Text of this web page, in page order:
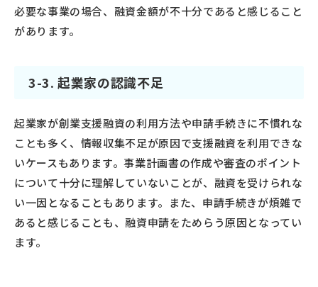
必要な事業の場合、融資金額が不十分であると感じること
があります。
3-3. 起業家の認識不足
起業家が創業支援融資の利用方法や申請手続きに不慣れな
ことも多く、情報収集不足が原因で支援融資を利用できな
いケースもあります。事業計画書の作成や審査のポイント
について十分に理解していないことが、融資を受けられな
い一因となることもあります。また、申請手続きが煩雑で
あると感じることも、融資申請をためらう原因となってい
ます。